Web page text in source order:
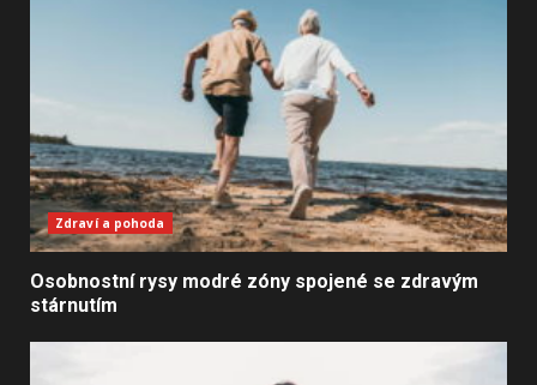
Zdraví a pohoda
Osobnostní rysy modré zóny spojené se zdravým
stárnutím